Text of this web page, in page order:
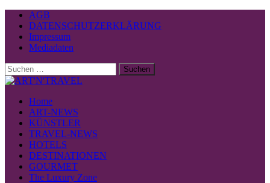
AGB
DATENSCHUTZERKLÄRUNG
Impressum
Mediadaten
Suchen
nach:
Home
ART-NEWS
KÜNSTLER
TRAVEL-NEWS
HOTELS
DESTINATIONEN
GOURMET
The Luxury Zone